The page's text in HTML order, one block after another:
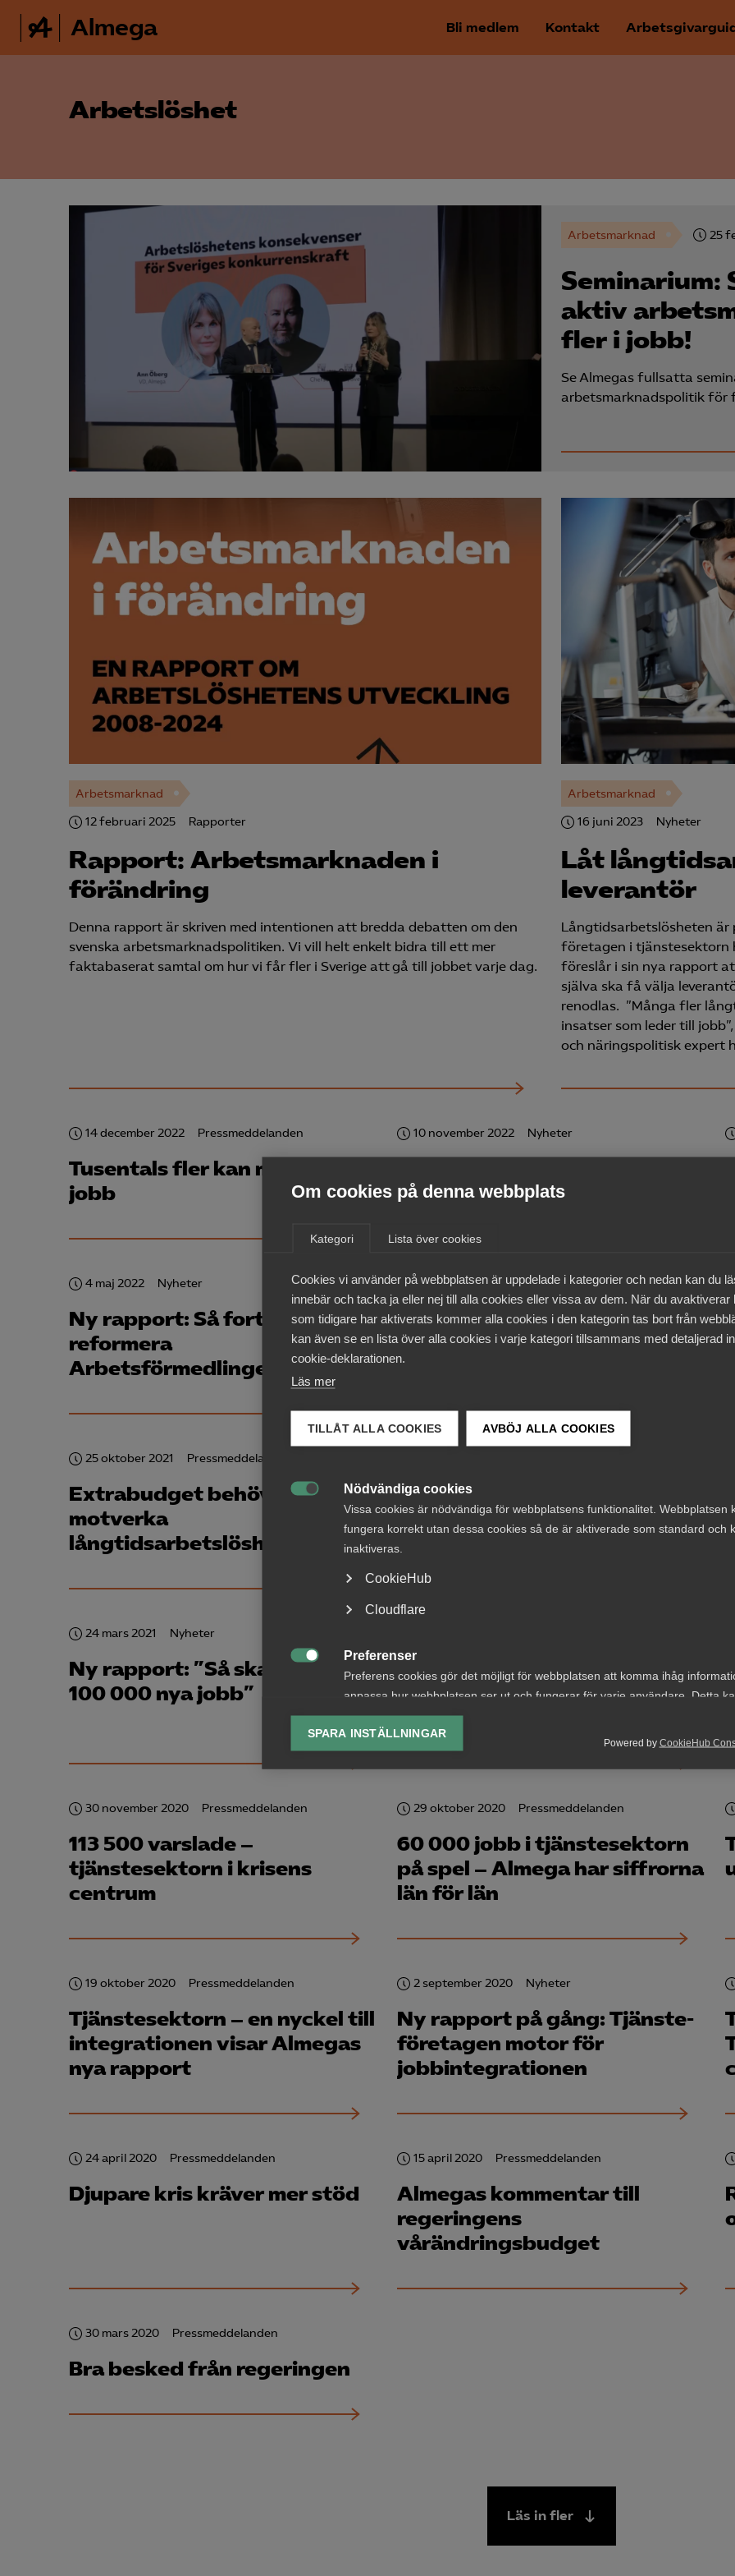
Om cookies på denna webbplats
Kategori Lista över cookies
Cookies vi använder på webbplatsen är uppdelade i kategorier och nedan kan du
innebär och tacka ja eller nej till alla cookies eller vissa av dem. När du avaktiverar
som tidigare har aktiverats kommer alla cookies i den kategorin tas bort från
kan även se en lista över alla cookies i varje kategori tillsammans med detaljerad
cookie-deklarationen.
Läs mer
TILLÅT ALLA COOKIES AVBÖJ ALLA COOKIES
Nödvändiga cookies
Vissa cookies är nödvändiga för webbplatsens funktionalitet. Webbplatsen
fungera korrekt utan dessa cookies så de är aktiverade som standard och
inaktiveras.
CookieHub
Cloudflare
Preferenser
Preferens cookies gör det möjligt för webbplatsen att komma ihåg
anpassa hur webbplatsen ser ut och fungerar för varje användare. Detta
lagring av vald valuta, region, språk eller färgschema.

Analys-cookies
Analyseringscookies hjälper oss förbättra webbplatsen genom att samla
Microsoft Clarity
Marknadsförings-cookies
visa relevanta och engagerande annonser.
YouTube
LinkedIn Insight
Powered by CookieHub
SPARA INSTÄLLNINGAR
Almega Bli medlem Kontakt
Arbetslöshet
Arbetsmarknad 25
Seminarium:
aktiv
fler i jobb!
Se Almegas fullsatta
arbetsmarknadspolitik för
Arbetsmarknad
12 februari 2025 Rapporter
Rapport: Arbetsmarknaden i
förändring
Denna rapport är skriven med intentionen att bredda debatten om den
svenska arbetsmarknadspolitiken. Vi vill helt enkelt bidra till ett mer
faktabaserat samtal om hur vi får fler i Sverige att gå till jobbet varje dag.
Arbetsmarknad
16 juni 2023 Nyheter
Låt
leverantör
Långtidsarbetslösheten
företagen i tjänstesektorn
föreslår i sin nya rapport
själva ska få välja
renodlas. ”Många fler
insatser som leder till
och näringspolitisk expert
14 december 2022 Pressmeddelanden
Tusentals fler kan matchas till
jobb
10 november 2022 Nyheter
företagande
4 maj 2022 Nyheter
Ny rapport: Så fortsätter vi
reformera
Arbetsförmedlingen
4 maj 2022 Rapporter
Så fortsätter vi reformera
Arbetsförmedlingen
25 oktober 2021 Pressmeddelanden
Extrabudget behövs för att
motverka
långtidsarbetslösheten
Almega: Nödvändig
jobbsatsning
24 mars 2021 Nyheter
Ny rapport: ”Så skapar vi över
100 000 nya jobb”
Ny rapport:
Ungdomsarbetslösheten
skenar – nu är tid att agera
30 november 2020 Pressmeddelanden
113 500 varslade –
tjänstesektorn i krisens
centrum
29 oktober 2020 Pressmeddelanden
60 000 jobb i tjänstesektorn
på spel – Almega har siffrorna
län för län
19 oktober 2020 Pressmeddelanden
Tjänstesektorn – en nyckel till
integrationen visar Almegas
nya rapport
2 september 2020 Nyheter
Ny rapport på gång: Tjänste­
företagen motor för
jobbintegrationen
24 april 2020 Pressmeddelanden
Djupare kris kräver mer stöd
15 april 2020 Pressmeddelanden
Almegas kommentar till
regeringens
vårändringsbudget
30 mars 2020 Pressmeddelanden
Bra besked från regeringen
Läs in fler